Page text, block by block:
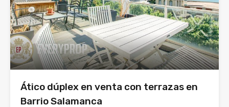
Ático dúplex en venta con terrazas en
Barrio Salamanca